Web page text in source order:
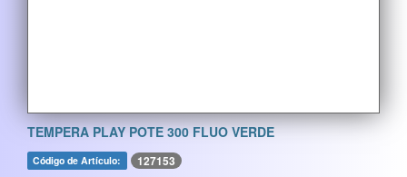
TEMPERA PLAY POTE 300 FLUO VERDE
Código de Artículo: 127153